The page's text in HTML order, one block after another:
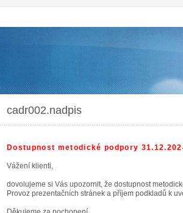
cadr002.nadpis
Dostupnost metodické podpory
Vážení klienti,
dovolujeme si Vás upozornit, že dostupnost
Provoz prezentačních stránek a příjem podkladů k